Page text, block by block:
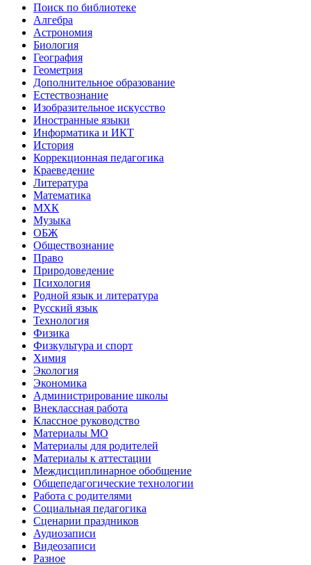
Поиск по библиотеке
Алгебра
Астрономия
Биология
География
Геометрия
Дополнительное образование
Естествознание
Изобразительное искусство
Иностранные языки
Информатика и ИКТ
История
Коррекционная педагогика
Краеведение
Литература
Математика
МХК
Музыка
ОБЖ
Обществознание
Право
Природоведение
Психология
Родной язык и литература
Русский язык
Технология
Физика
Физкультура и спорт
Химия
Экология
Экономика
Администрирование школы
Внеклассная работа
Классное руководство
Материалы МО
Материалы для родителей
Материалы к аттестации
Междисциплинарное обобщение
Общепедагогические технологии
Работа с родителями
Социальная педагогика
Сценарии праздников
Аудиозаписи
Видеозаписи
Разное